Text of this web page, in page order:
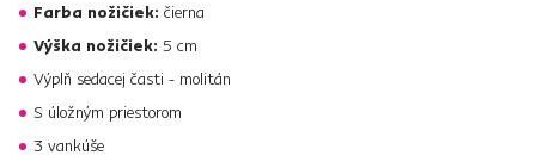
Farba nožičiek: čierna
Výška nožičiek: 5 cm
Výplň sedacej časti - molitán
S úložným priestorom
3 vankúše